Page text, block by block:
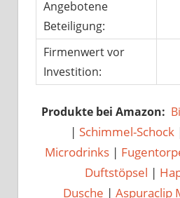
Angebotene
Beteiligung:
Firmenwert vor
Investition:
Produkte bei Amazon:
| Schimmel-Schock
Microdrinks |
Duftstöpsel |
Dusche | Aspuraclip